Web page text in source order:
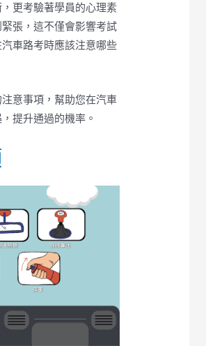
更考驗著學員的心理素
張，這不僅會影響考試
車路考時應該注意哪些
意事項，幫助您在汽車
提升通過的機率。